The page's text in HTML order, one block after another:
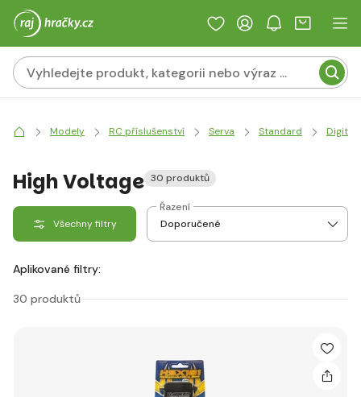
Modely RC příslušenství Serva Standard
High Voltage 30 produktů
Všechny filtry
Řazení
Aplikované filtry:
30 produktů